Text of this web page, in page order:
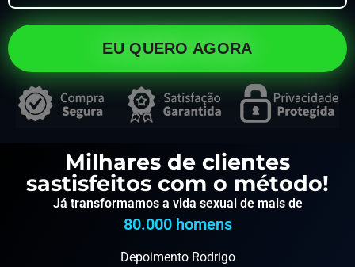
EU QUERO AGORA
Milhares de clientes
sastisfeitos com o método!
Já transformamos a vida sexual de mais de
80.000 homens
Depoimento Rodrigo